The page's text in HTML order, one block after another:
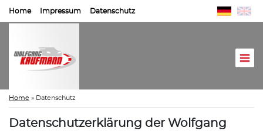
Home Impressum Datenschutz
Home » Datenschutz
Datenschutzerklärung der Wolfgang